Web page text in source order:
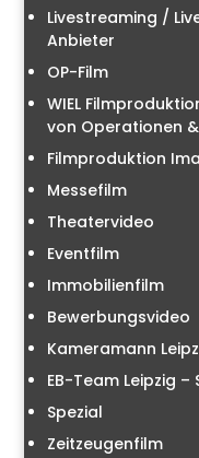
Livestreaming /
Anbieter
OP-Film
WIEL
von Operationen
Filmproduktion
Messefilm
Theatervideo
Eventfilm
Immobilienfilm
Bewerbungsvideo
Kameramann
EB-Team Leipzig –
Spezial
Zeitzeugenfilm